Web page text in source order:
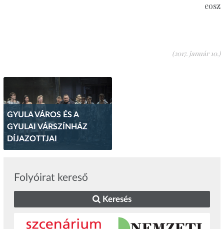
eosz
(2017. január 10.)
GYULA VÁROS ÉS A
GYULAI VÁRSZÍNHÁZ
DÍJAZOTTJAI
Folyóirat kereső
Keresés